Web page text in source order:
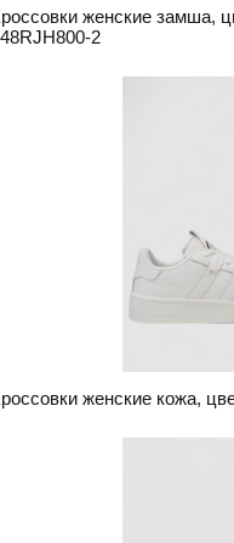
женские замша,
2
женские кожа,